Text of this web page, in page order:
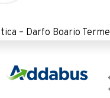
– Darfo Boario Terme